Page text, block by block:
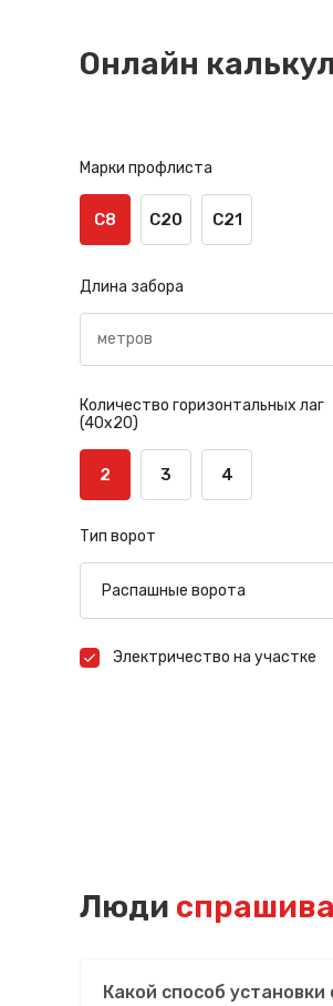
Онлайн
Марки профлиста
С8 С20 С21
Длина забора
Количество горизонтальных лаг
(40х20)
2 3 4
Тип ворот
Электричество на участке
Люди
Какой способ